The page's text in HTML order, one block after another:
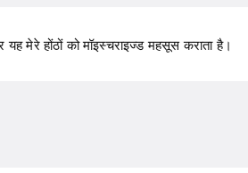
मेरे होंठों को मॉइस्चराइज्ड महसूस कराता है।